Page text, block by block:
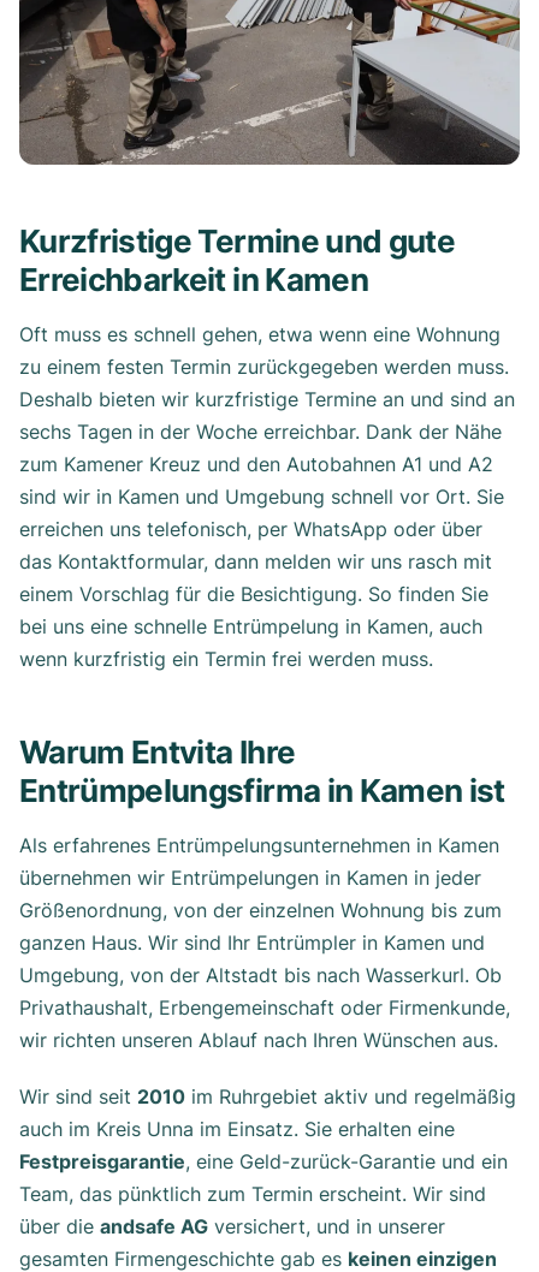
Kurzfristige Termine und gute
Erreichbarkeit in Kamen
Oft muss es schnell gehen, etwa wenn eine Wohnung
zu einem festen Termin zurückgegeben werden muss.
Deshalb bieten wir kurzfristige Termine an und sind an
sechs Tagen in der Woche erreichbar. Dank der Nähe
zum Kamener Kreuz und den Autobahnen A1 und A2
sind wir in Kamen und Umgebung schnell vor Ort. Sie
erreichen uns telefonisch, per WhatsApp oder über
das Kontaktformular, dann melden wir uns rasch mit
einem Vorschlag für die Besichtigung. So finden Sie
bei uns eine schnelle Entrümpelung in Kamen, auch
wenn kurzfristig ein Termin frei werden muss.
Warum Entvita Ihre
Entrümpelungsfirma in Kamen ist
Als erfahrenes Entrümpelungsunternehmen in Kamen
übernehmen wir Entrümpelungen in Kamen in jeder
Größenordnung, von der einzelnen Wohnung bis zum
ganzen Haus. Wir sind Ihr Entrümpler in Kamen und
Umgebung, von der Altstadt bis nach Wasserkurl. Ob
Privathaushalt, Erbengemeinschaft oder Firmenkunde,
wir richten unseren Ablauf nach Ihren Wünschen aus.
Wir sind seit 2010 im Ruhrgebiet aktiv und regelmäßig
auch im Kreis Unna im Einsatz. Sie erhalten eine
Festpreisgarantie, eine Geld-zurück-Garantie und ein
Team, das pünktlich zum Termin erscheint. Wir sind
über die andsafe AG versichert, und in unserer
gesamten Firmengeschichte gab es keinen einzigen